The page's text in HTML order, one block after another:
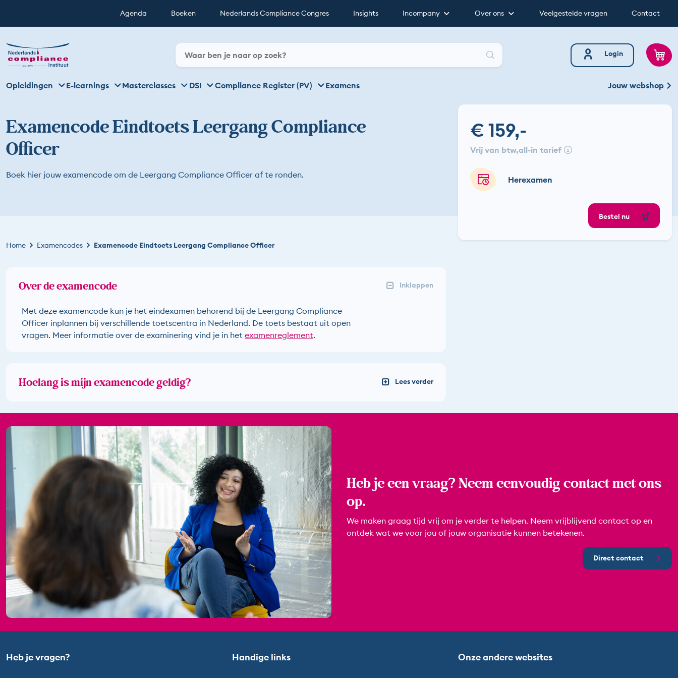
Agenda Boeken Nederlands Compliance Congres Insights Incompany Over ons Veelgestelde vragen Contact
Zoeken Login
Opleidingen E-learnings Masterclasses DSI Compliance Register (PV) Examens Jouw webshop
Examencode Eindtoets Leergang Compliance
Officer
Boek hier jouw examencode om de Leergang Compliance Officer af te ronden.
€ 159,-
vrij van btw all-in tarief
Herexamen
Bestel nu
Kruimelpad
Home Examencodes Examencode Eindtoets Leergang Compliance Officer
Over de examencode
Met deze examencode kun je het eindexamen behorend bij de Leergang Compliance
Officer inplannen bij verschillende toetscentra in Nederland. De toets bestaat uit open
vragen. Meer informatie over de examinering vind je in het examenreglement.
Hoelang is mijn examencode geldig?
Heb je een vraag? Neem eenvoudig contact met ons
op.
We maken graag tijd vrij om je verder te helpen. Neem vrijblijvend contact op en
ontdek wat we voor jou of jouw organisatie kunnen betekenen.
Direct contact
Heb je vragen? Handige links Onze andere websites